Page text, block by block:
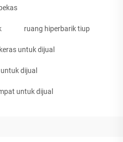
ruang hiperbarik tiup
untuk dijual
dijual
untuk dijual